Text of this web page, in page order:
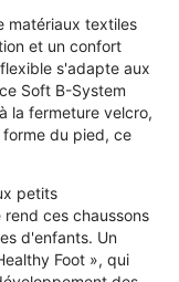
matériaux textiles
et un confort
s'adapte aux
Soft B-System
la fermeture velcro,
forme du pied, ce
petits
ces chaussons
d'enfants. Un
Foot », qui